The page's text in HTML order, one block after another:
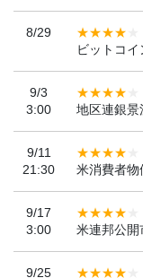
8/29
ビットコ
9/3
3:00
地区連銀景
9/11
21:30
米消費者
9/17
3:00
米連邦公開
9/25